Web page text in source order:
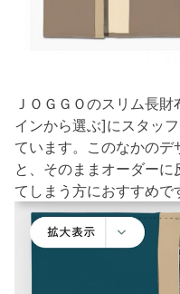
ＪＯＧＧＯのスリム長
インから選ぶ]にスタッ
ています。このなかのデ
と、そのままオーダー
てしまう方におすすめで